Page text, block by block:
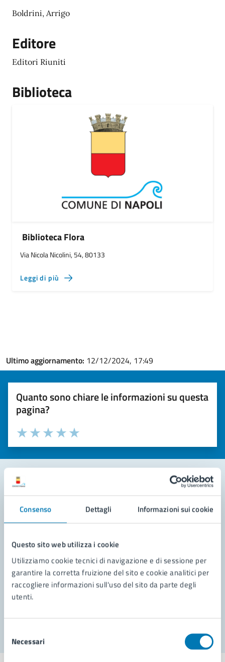
Consenso Dettagli Informazioni sui cookie
Questo sito web utilizza i cookie
Utilizziamo cookie tecnici di navigazione e di sessione per
garantire la corretta fruizione del sito e cookie analitici per
raccogliere informazioni sull'uso del sito da parte degli
utenti.
delNecessari
Boldrini, Arrigo
Editore
Editori Riuniti
Biblioteca
Biblioteca Flora
Via Nicola Nicolini, 54, 80133
Leggi di più
Ultimo aggiornamento: 12/12/2024, 17:49
Quanto sono chiare le informazioni su questa
pagina?
Valuta la chiarezza delle informazioni (da 1 a 5 stelle)
Seleziona il numero di stelle per valutare la chiarezza delle
Valuta 5 stelle su 5
Valuta 4 stelle su 5
Valuta 3 stelle su 5
Valuta 2 stelle su 5
Valuta 1 stelle su 5
Leggi le domande frequenti
Richiedi assistenza
Prenota appuntamento
Problemi in città